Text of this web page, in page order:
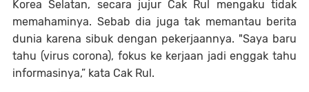
Korea Selatan, secara jujur Cak Rul mengaku tidak
memahaminya. Sebab dia juga tak memantau berita
dunia karena sibuk dengan pekerjaannya. "Saya baru
tahu (virus corona), fokus ke kerjaan jadi enggak tahu
informasinya,” kata Cak Rul.